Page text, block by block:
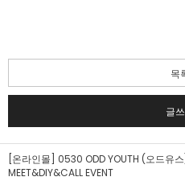
목
글
[온라인몰] 0530 ODD YOUTH (오드
MEET&DIY&CALL EVENT